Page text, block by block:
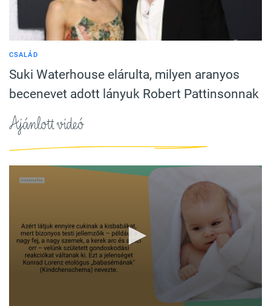
CSALÁD
Suki Waterhouse elárulta, milyen aranyos
becenevet adott lányuk Robert Pattinsonnak
Ajánlott videó